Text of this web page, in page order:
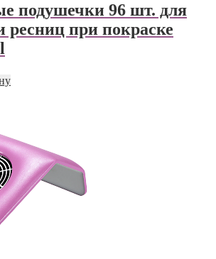
подушечки 96 шт. для
ресниц при покраске